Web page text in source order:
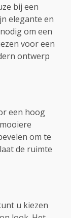
bij een
elegante en
om een
voor een
ontwerp
een hoog
om te
de ruimte
u kiezen